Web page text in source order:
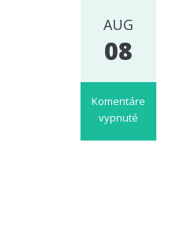
AUG
08
Komentáre
vypnuté